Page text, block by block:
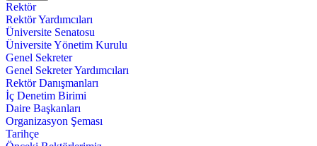
Rektör
Rektör Yardımcıları
Üniversite Senatosu
Üniversite Yönetim Kurulu
Genel Sekreter
Genel Sekreter Yardımcıları
Rektör Danışmanları
İç Denetim Birimi
Daire Başkanları
Organizasyon Şeması
Tarihçe